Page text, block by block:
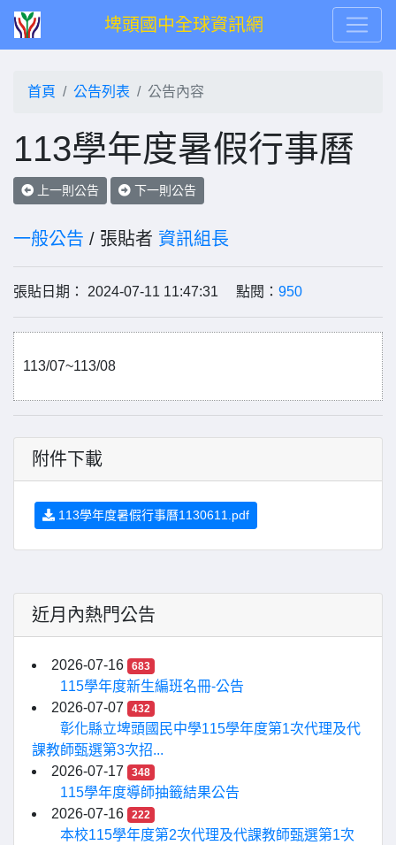
埤頭國中全球資訊網
首頁 公告列表 公告內容
113學年度暑假行事曆
上一則公告 下一則公告
一般公告 / 張貼者 資訊組長
張貼日期： 2024-07-11 11:47:31 點閱： 950
113/07~113/08
附件下載
113學年度暑假行事曆1130611.pdf
近月內熱門公告
2026-07-16 683
115學年度新生編班名冊-公告
2026-07-07
432
彰化縣立埤頭國民中學115學年度第1次代理及代
課教師甄選第3次招...
2026-07-17
348
115學年度導師抽籤結果公告
2026-07-16
222
本校115學年度第2次代理及代課教師甄選第1次